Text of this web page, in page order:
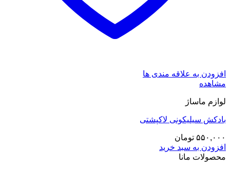
افزودن به علاقه مندی ها
مشاهده
لوازم ماساژ
بادکش سیلیکونی لاکپشتی
۵۵۰,۰۰۰ تومان
افزودن به سبد خرید
محصولات مانا